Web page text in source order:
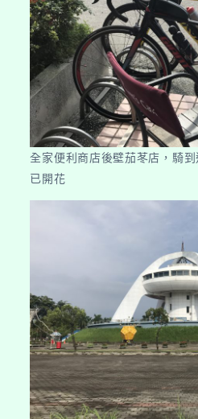
全家便利商店後壁茄苳店，騎
已開花